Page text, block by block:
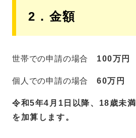
2．金額
世帯での申請の場合 100万円
個人での申請の場合 60万円
令和5年4月1日以降、18歳未
を加算します。